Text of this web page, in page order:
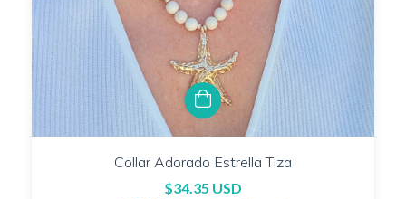
Collar Adorado Estrella Tiza
$34.35 USD